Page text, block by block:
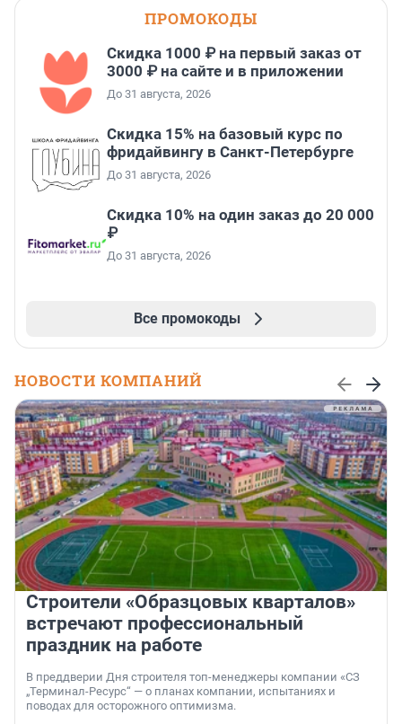
ПРОМОКОДЫ
Скидка 1000 ₽ на первый заказ от
3000 ₽ на сайте и в приложении
До 31 августа, 2026
Скидка 15% на базовый курс по
фридайвингу в Санкт-Петербурге
До 31 августа, 2026
Скидка 10% на один заказ до 20 000
₽
До 31 августа, 2026
Все промокоды
НОВОСТИ КОМПАНИЙ
Строители «Образцовых кварталов»
встречают профессиональный
праздник на работе
В преддверии Дня строителя топ-менеджеры компании «СЗ
„Терминал-Ресурс“ — о планах компании, испытаниях и
поводах для осторожного оптимизма.